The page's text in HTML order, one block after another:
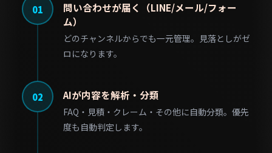
01
問い合わせが届く（LINE/メール/フォー
ム）
どのチャンネルからでも一元管理。見落としがゼ
ロになります。
02 AIが内容を解析・分類
FAQ・見積・クレーム・その他に自動分類。優先
度も自動判定します。